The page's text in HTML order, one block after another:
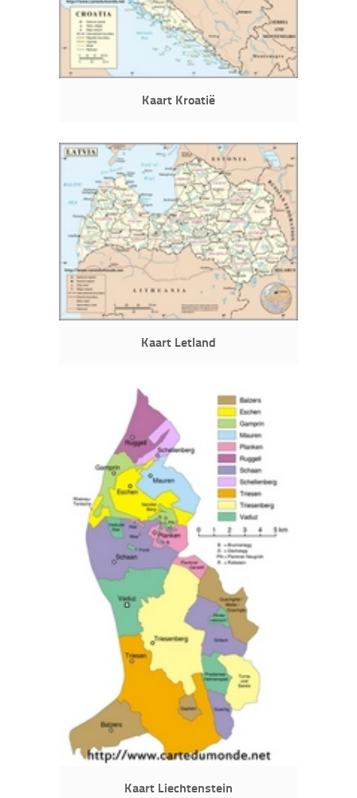
Kaart Kroatië
Kaart Letland
Kaart Liechtenstein